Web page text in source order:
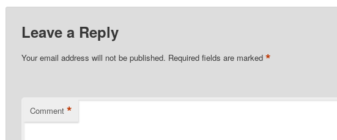
Leave a Reply
Your email address will not be published. Required fields are marked *
Comment *